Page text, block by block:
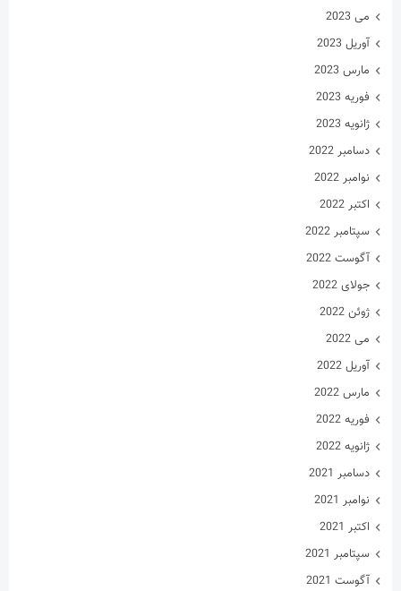
ژانویه 2023
دسامبر 2022
نوامبر 2022
اکتبر 2022
سپتامبر 2022
آگوست 2022
جولای 2022
ژوئن 2022
آوریل 2022
مارس 2022
فوریه 2022
ژانویه 2022
دسامبر 2021
نوامبر 2021
اکتبر 2021
سپتامبر 2021
آگوست 2021
جولای 2021
ژوئن 2021
آوریل 2021